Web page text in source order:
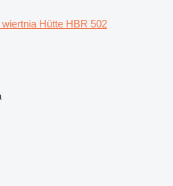
wiertnia Hütte HBR 502